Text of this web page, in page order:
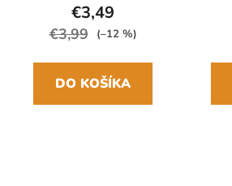
€3,49
€3,99 (–12 %)
DO KOŠÍKA